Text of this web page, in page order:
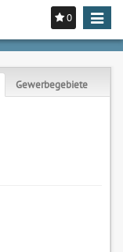
0
Toggle
Gewerbegebiete